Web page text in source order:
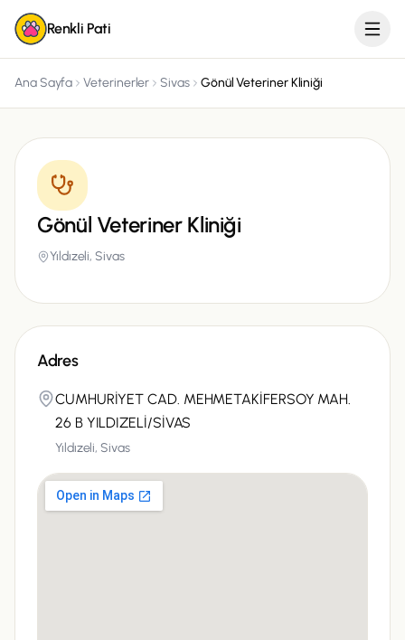
Renkli Pati
Ana Sayfa Veterinerler Sivas Gönül Veteriner Kliniği
Gönül Veteriner Kliniği
Yıldızeli,Sivas
Adres
CUMHURİYET CAD. MEHMETAKİFERSOY MAH.
26 B YILDIZELİ/SİVAS
Yıldızeli,Sivas